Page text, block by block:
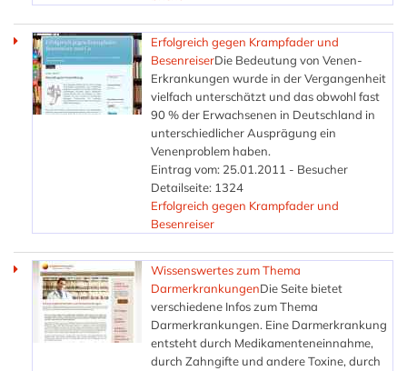
Erfolgreich gegen Krampfader und
BesenreiserDie Bedeutung von Venen-
Erkrankungen wurde in der Vergangenheit
vielfach unterschätzt und das obwohl fast
90 % der Erwachsenen in Deutschland in
unterschiedlicher Ausprägung ein
Venenproblem haben.
Eintrag vom: 25.01.2011 - Besucher
Detailseite: 1324
Erfolgreich gegen Krampfader und
Besenreiser
Wissenswertes zum Thema
DarmerkrankungenDie Seite bietet
verschiedene Infos zum Thema
Darmerkrankungen. Eine Darmerkrankung
entsteht durch Medikamenteneinnahme,
durch Zahngifte und andere Toxine, durch